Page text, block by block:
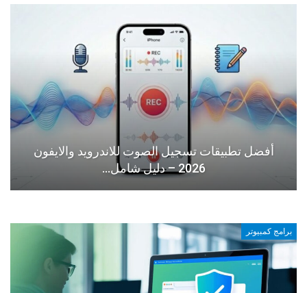
أفضل تطبيقات تسجيل الصوت للاندرويد والايفون
2026 – دليل شامل…
برامج كمبيوتر